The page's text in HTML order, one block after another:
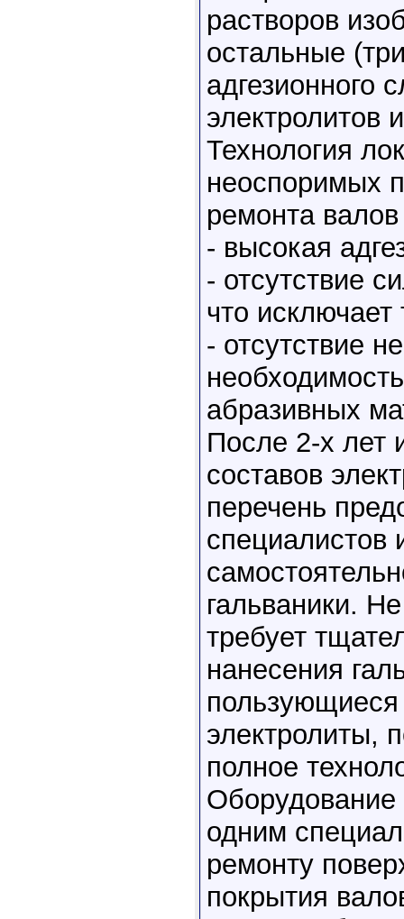
растворов
остальные
адгезионного
электролитов
Технология
неоспоримых
ремонта
- высокая
- отсутствие
что
- отсутствие
абразивных
После 2-х лет
составов
перечень
специалистов
гальваники.
требует
нанесения
электролиты,
полное
Оборудование
одним
ремонту
покрытия